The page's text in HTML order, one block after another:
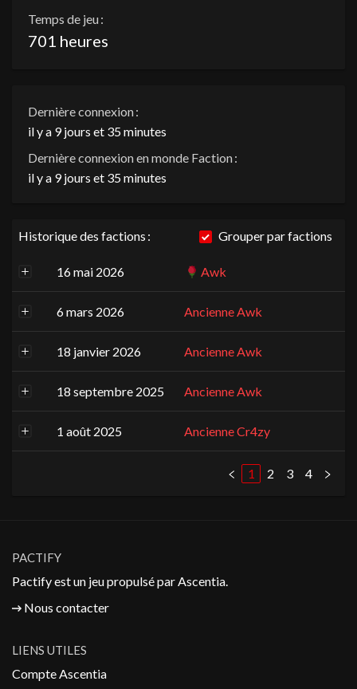
Temps de jeu :
701 heures
Dernière connexion :
il y a 9 jours et 35 minutes
Dernière connexion en monde Faction :
il y a 9 jours et 35 minutes
Historique des factions : Grouper par factions
16 mai 2026 Awk
6 mars 2026 Ancienne Awk
18 janvier 2026 Ancienne Awk
18 septembre 2025 Ancienne Awk
1 août 2025 Ancienne Cr4zy
1 2 3 4
PACTIFY
Pactify est un jeu propulsé parAscentia.
Nous contacter
LIENS UTILES
Compte Ascentia